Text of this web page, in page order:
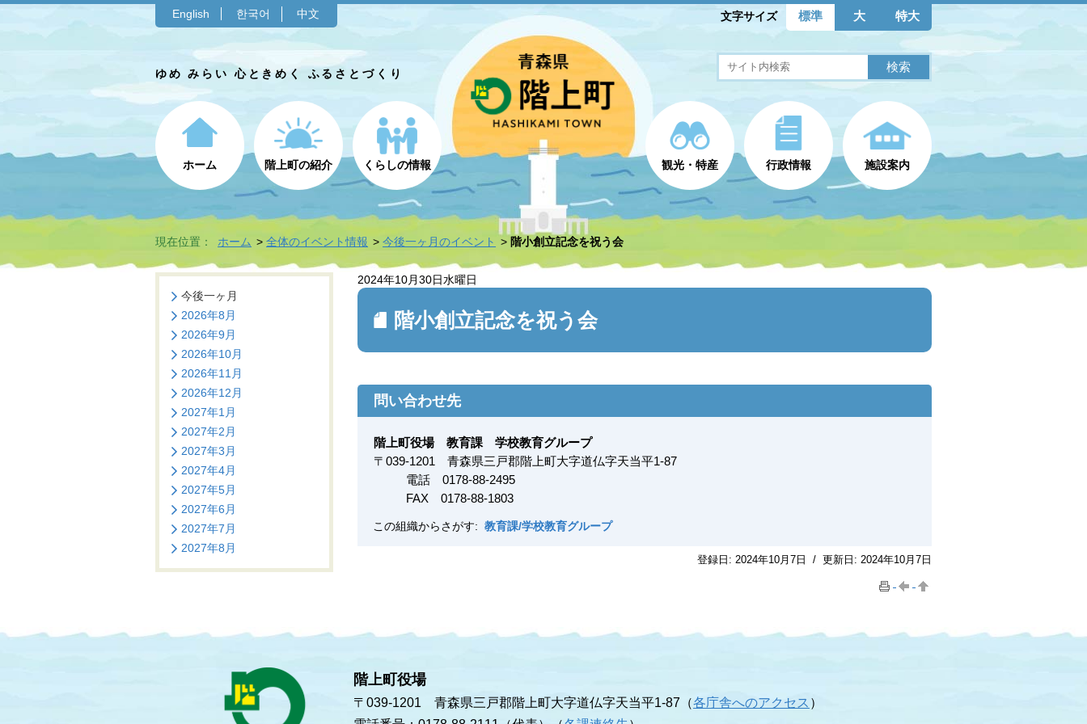
English 한국어 中文 文字サイズ 標準 大 特大
ゆめ みらい 心ときめく ふるさとづくり
ホーム 階上町の紹介 くらしの情報 観光・特産 行政情報 施設案内
現在位置： ホーム 全体のイベント情報 今後一ヶ月のイベント 階小創立記念を祝う会
今後一ヶ月
2026年8月
2026年9月
2026年10月
2026年11月
2026年12月
2027年1月
2027年2月
2027年3月
2027年4月
2027年5月
2027年6月
2027年7月
2027年8月
2024年10月30日水曜日
階小創立記念を祝う会
問い合わせ先
階上町役場 教育課 学校教育グループ
〒 039-1201
青森県三戸郡階上町大字道仏字天当平1-87
電話 0178-88-2495
FAX 0178-88-1803
この組織からさがす: 教育課/学校教育グループ
登録日: 2024年10月7日 / 更新日: 2024年10月7日
階上町役場
〒039-1201 青森県三戸郡階上町大字道仏字天当平1-87（各庁舎へのアクセス ）